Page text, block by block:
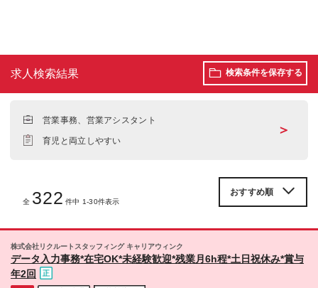
求人検索結果 検索条件を保存する
営業事務、営業アシスタント
育児と両立しやすい
＞
全 322 件中 1-30件表示
株式会社リクルートスタッフィング キャリアウィンク
データ入力事務*在宅OK*未経験歓迎*残業月6h程*土日祝休み*賞与
年2回